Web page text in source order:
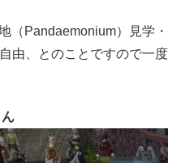
（Pandaemonium）見学・
由、とのことですので一度